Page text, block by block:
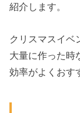
紹介します。
クリスマスイベ
大量に作った時
効率がよくおす